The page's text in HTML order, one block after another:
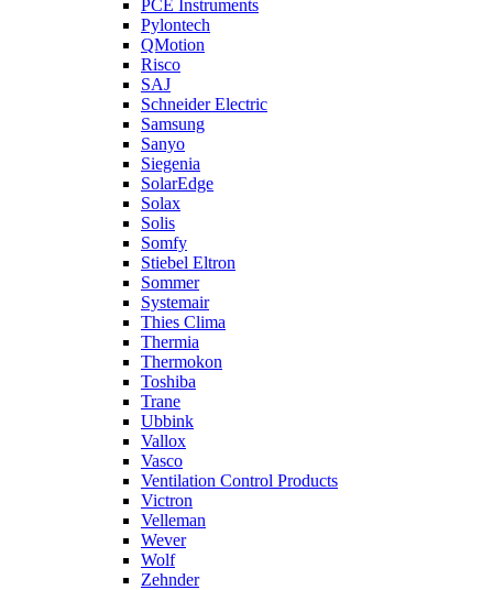
PCE Instruments
Pylontech
QMotion
Risco
SAJ
Schneider Electric
Samsung
Sanyo
Siegenia
SolarEdge
Solax
Solis
Somfy
Stiebel Eltron
Sommer
Systemair
Thies Clima
Thermia
Thermokon
Toshiba
Trane
Ubbink
Vallox
Vasco
Ventilation Control Products
Victron
Velleman
Wever
Wolf
Zehnder